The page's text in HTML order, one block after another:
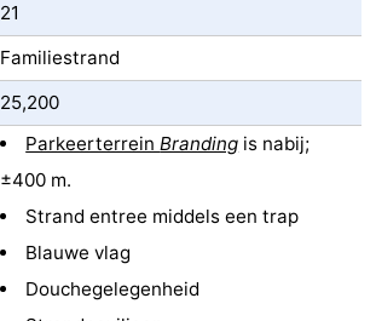
21
Familiestrand
25,200
ParkeerterreinBranding is nabij;
±400 m.
Strand entree middels een trap
Blauwe vlag
Douchegelegenheid